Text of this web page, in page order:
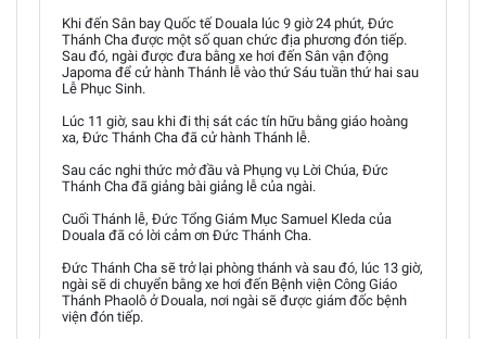
Khi đến Sân bay Quốc tế Douala lúc 9 giờ 24 phút, Đức
Thánh Cha được một số quan chức địa phương đón tiếp.
Sau đó, ngài được đưa bằng xe hơi đến Sân vận động
Japoma để cử hành Thánh lễ vào thứ Sáu tuần thứ hai sau
Lễ Phục Sinh.
Lúc 11 giờ, sau khi đi thị sát các tín hữu bằng giáo hoàng
xa, Đức Thánh Cha đã cử hành Thánh lễ.
Sau các nghi thức mở đầu và Phụng vụ Lời Chúa, Đức
Thánh Cha đã giảng bài giảng lễ của ngài.
Cuối Thánh lễ, Đức Tổng Giám Mục Samuel Kleda của
Douala đã có lời cảm ơn Đức Thánh Cha.
Đức Thánh Cha sẽ trở lại phòng thánh và sau đó, lúc 13 giờ,
ngài sẽ di chuyển bằng xe hơi đến Bệnh viện Công Giáo
Thánh Phaolô ở Douala, nơi ngài sẽ được giám đốc bệnh
viện đón tiếp.